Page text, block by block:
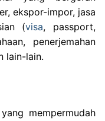
ekspor-impor, jasa
(visa, passport,
penerjemahan
lain-lain.
mempermudah